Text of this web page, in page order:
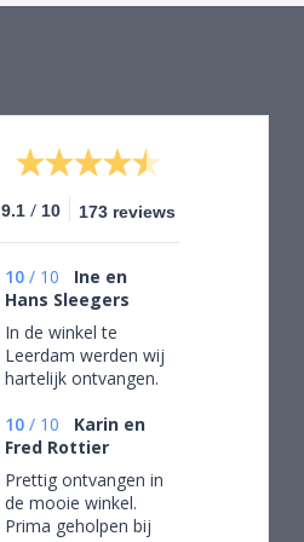
9.1 / 10 173 reviews
10 / 10
Ine en
Hans Sleegers
In de winkel te
Leerdam werden wij
hartelijk ontvangen.
rondkijken om alle
aanwezige pracht te
bewonderen en
mede op advies tot
de juiste keuzes te
10 / 10
Karin en
Fred Rottier
Prettig ontvangen in
de mooie winkel.
Prima geholpen bij